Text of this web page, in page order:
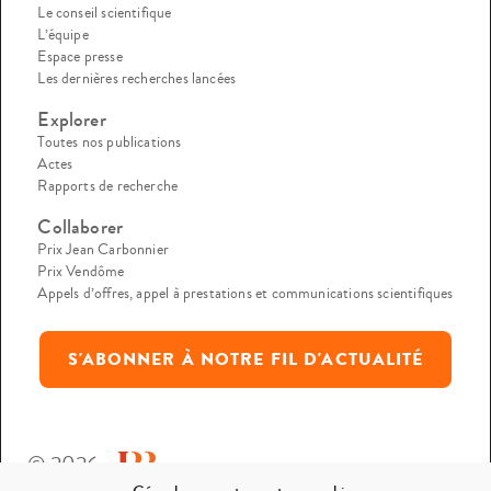
Le conseil scientifique
L’équipe
Espace presse
Les dernières recherches lancées
Explorer
Toutes nos publications
Actes
Rapports de recherche
Collaborer
Prix Jean Carbonnier
Prix Vendôme
Appels d’offres, appel à prestations et communications scientifiques
S'ABONNER À NOTRE FIL D'ACTUALITÉ
© 2026